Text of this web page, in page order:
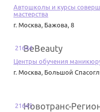
Автошколы и курсы
мастерства
г. Москва, Бажова, 8
21644BeBeauty
Центры обучения
г. Москва, Большой
21645Новотранс-